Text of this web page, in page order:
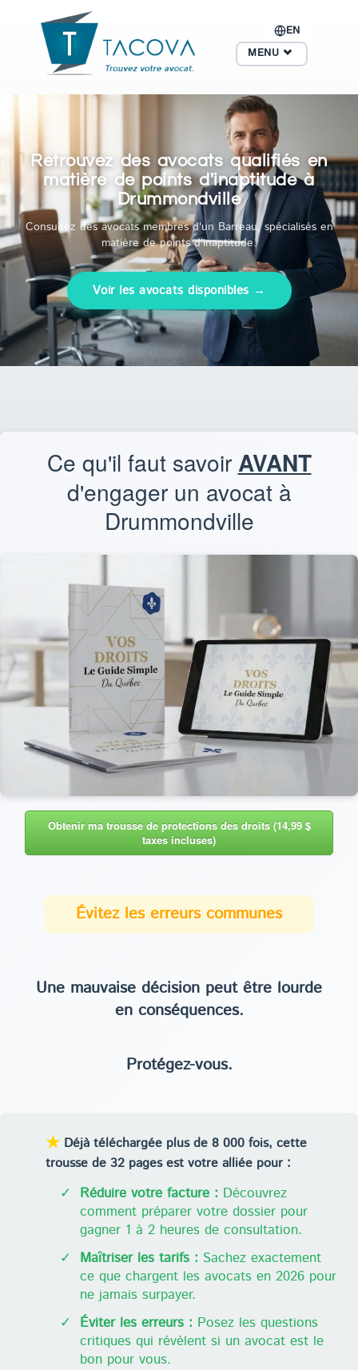
EN
MENU
Retrouvez des avocats qualifiés en
matière de points d'inaptitude à
Drummondville
Consultez des avocats membres d'un Barreau, spécialisés en
matière de points d'inaptitude.
Voir les avocats disponibles →
Ce qu'il faut savoir AVANT
d'engager un avocat à
Drummondville
Obtenir ma trousse de protections des droits (14,99 $
taxes incluses)
Évitez les erreurs communes
Une mauvaise décision peut être lourde
en conséquences.
Protégez-vous.
★ Déjà téléchargée plus de 8 000 fois, cette
trousse de 32 pages est votre alliée pour :
✓ Réduire votre facture : Découvrez
comment préparer votre dossier pour
gagner 1 à 2 heures de consultation.
✓ Maîtriser les tarifs : Sachez exactement
ce que chargent les avocats en 2026 pour
ne jamais surpayer.
✓ Éviter les erreurs : Posez les questions
critiques qui révèlent si un avocat est le
bon pour vous.